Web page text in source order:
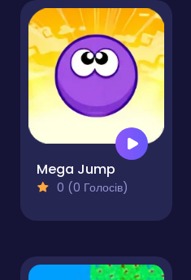
Mega Jump
0 (0 Голосів)